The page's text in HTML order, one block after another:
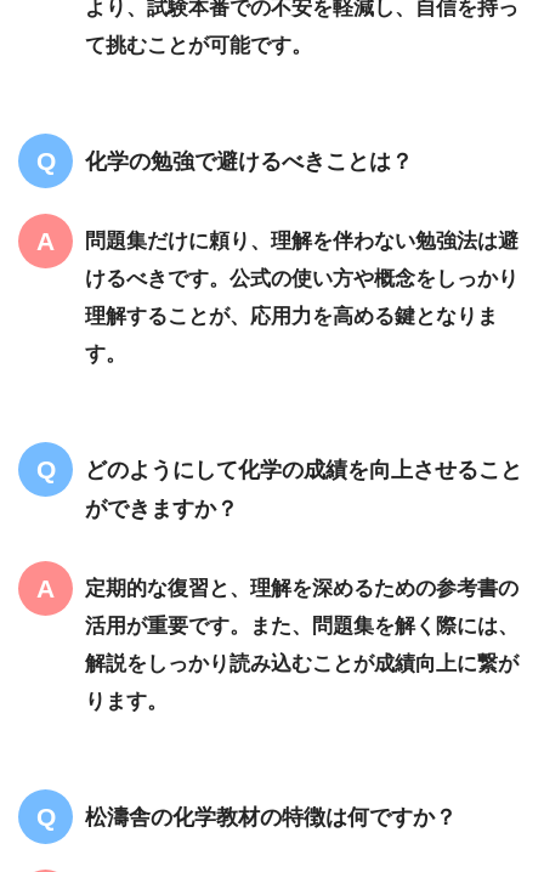
より、試験本番での不安を軽減し、自信を持っ
て挑むことが可能です。
化学の勉強で避けるべきことは？
問題集だけに頼り、理解を伴わない勉強法は避
けるべきです。公式の使い方や概念をしっかり
理解することが、応用力を高める鍵となりま
す。
どのようにして化学の成績を向上させること
ができますか？
定期的な復習と、理解を深めるための参考書の
活用が重要です。また、問題集を解く際には、
解説をしっかり読み込むことが成績向上に繋が
ります。
松濤舎の化学教材の特徴は何ですか？